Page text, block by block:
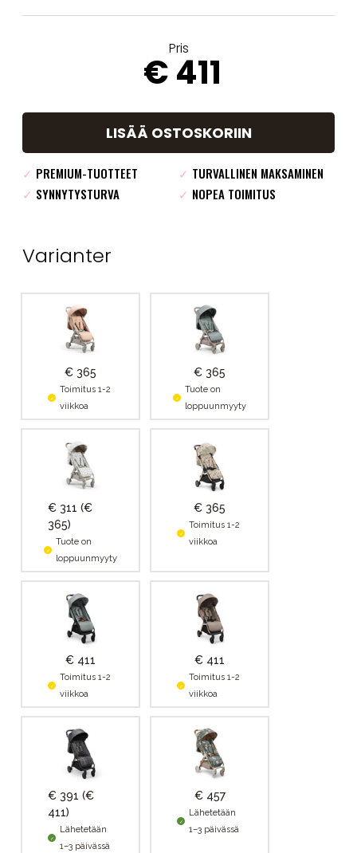
Pris
€ 411
LISÄÄ OSTOSKORIIN
✓ PREMIUM-TUOTTEET ✓ TURVALLINEN MAKSAMINEN
✓ SYNNYTYSTURVA ✓ NOPEA TOIMITUS
Varianter
€ 365
Toimitus 1-2
viikkoa
€ 365
Tuote on
loppuunmyyty
€ 311 (€
365)
Tuote on
loppuunmyyty
€ 365
Toimitus 1-2
viikkoa
€ 411
Toimitus 1-2
viikkoa
€ 411
Toimitus 1-2
viikkoa
€ 391 (€
411)
Lähetetään
1–3 päivässä
€ 457
Lähetetään
1–3 päivässä